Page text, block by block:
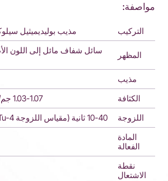
مواصفة:
التركيب مذيب بوليديميثيل
المظهر
سائل شفاف مائل إلى اللون
مذيب
الكثافة
1.03-1.07 جم/مل (25±1) درجة مئوية
اللزوجة
10-40 ثانية (مقياس اللزوجة Tu-4) (25±0.2) درجة مئوية
المادة
الفعالة
نقطة
الاشتعال